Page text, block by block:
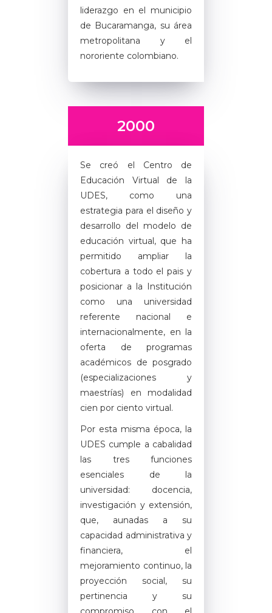
liderazgo en el municipio
de Bucaramanga, su área
metropolitana y el
nororiente colombiano.
2000
Se creó el Centro de
Educación Virtual de la
UDES, como una
estrategia para el diseño y
desarrollo del modelo de
educación virtual, que ha
permitido ampliar la
cobertura a todo el pais y
posicionar a la Institución
como una universidad
referente nacional e
internacionalmente, en la
oferta de programas
académicos de posgrado
(especializaciones y
maestrías) en modalidad
cien por ciento virtual.
Por esta misma época, la
UDES cumple a cabalidad
las tres funciones
esenciales de la
universidad: docencia,
investigación y extensión,
que, aunadas a su
capacidad administrativa y
financiera, el
mejoramiento continuo, la
proyección social, su
pertinencia y su